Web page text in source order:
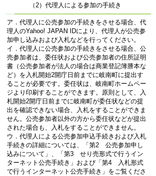
（2）代理人による参加の手続き
ア．代理人に公売参加の手続きをさせる場合、代
理人のYahoo! JAPAN IDにより、代理人が公売参
加申し込みおよび入札などを行ってください。
イ．代理人に公売参加の手続きをさせる場合、公
売参加者は、委任状および公売参加者の住所証明
書（公売参加者が法人の場合は商業登記簿謄本な
ど）を入札開始2開庁日前までに岐南町に提出す
ることが必要です。委任状は、岐南町ホームペー
ジより印刷することができます。原則として、入
札開始2開庁日前までに岐南町が委任状などの提
出を確認できない場合、入札をすることができま
せん。公売参加者以外の方から委任状などが提出
された場合も、入札をすることができません。
ウ．代理人による公売参加申込手続きおよび入札
手続きの詳細については、「第2 公売参加申し
込みについて」、「第3 せり売形式で行うイン
ターネット公売手続き」および「第4 入札形式
で行うインターネット公売手続き」をご覧くださ